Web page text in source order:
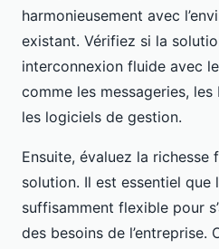
harmonieusement avec
existant. Vérifiez si la
interconnexion fluide avec
comme les messageries,
les logiciels de gestion.
Ensuite, évaluez la richesse
solution. Il est essentiel
suffisamment flexible pour
des besoins de l’entreprise.